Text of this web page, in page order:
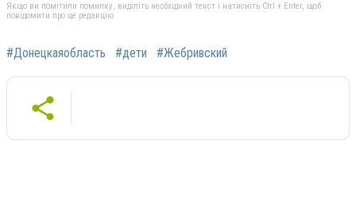
Якщо ви помітили помилку, виділіть необхідний текст і натисніть Ctrl + Enter, щоб
повідомити про це редакцію
#Донецкаяобласть #дети #Жебривский